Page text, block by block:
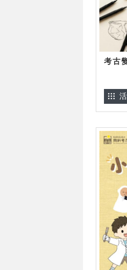
考古